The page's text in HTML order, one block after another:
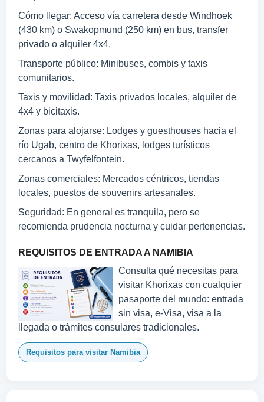
Cómo llegar: Acceso vía carretera desde Windhoek
(430 km) o Swakopmund (250 km) en bus, transfer
privado o alquiler 4x4.
Transporte público: Minibuses, combis y taxis
comunitarios.
Taxis y movilidad: Taxis privados locales, alquiler de
4x4 y bicitaxis.
Zonas para alojarse: Lodges y guesthouses hacia el
río Ugab, centro de Khorixas, lodges turísticos
cercanos a Twyfelfontein.
Zonas comerciales: Mercados céntricos, tiendas
locales, puestos de souvenirs artesanales.
Seguridad: En general es tranquila, pero se
recomienda prudencia nocturna y cuidar pertenencias.
REQUISITOS DE ENTRADA A NAMIBIA
Consulta qué necesitas para
visitar Khorixas con cualquier
pasaporte del mundo: entrada
sin visa, e-Visa, visa a la
llegada o trámites consulares tradicionales.
Requisitos para visitar Namibia